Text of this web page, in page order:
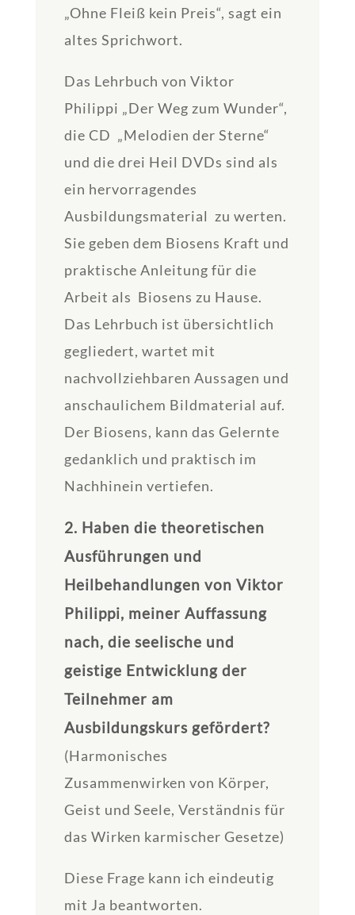
„Ohne Fleiß kein Preis“, sagt ein
altes Sprichwort.
Das Lehrbuch von Viktor
Philippi „Der Weg zum Wunder“,
die CD „Melodien der Sterne“
und die drei Heil DVDs sind als
ein hervorragendes
Ausbildungsmaterial zu werten.
Sie geben dem Biosens Kraft und
praktische Anleitung für die
Arbeit als Biosens zu Hause.
Das Lehrbuch ist übersichtlich
gegliedert, wartet mit
nachvollziehbaren Aussagen und
anschaulichem Bildmaterial auf.
Der Biosens, kann das Gelernte
gedanklich und praktisch im
Nachhinein vertiefen.
2. Haben die theoretischen
Ausführungen und
Heilbehandlungen von Viktor
Philippi, meiner Auffassung
nach, die seelische und
geistige Entwicklung der
Teilnehmer am
Ausbildungskurs gefördert?
(Harmonisches
Zusammenwirken von Körper,
Geist und Seele, Verständnis für
das Wirken karmischer Gesetze)
Diese Frage kann ich eindeutig
mit Ja beantworten.